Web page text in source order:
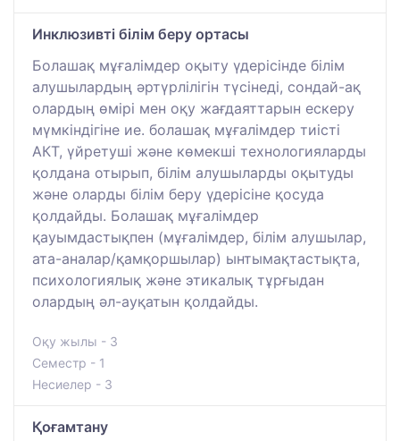
Инклюзивті білім беру ортасы
Болашақ мұғалімдер оқыту үдерісінде білім
алушылардың әртүрлілігін түсінеді, сондай-ақ
олардың өмірі мен оқу жағдаяттарын ескеру
мүмкіндігіне ие. болашақ мұғалімдер тиісті
АКТ, үйретуші және көмекші технологияларды
қолдана отырып, білім алушыларды оқытуды
және оларды білім беру үдерісіне қосуда
қолдайды. Болашақ мұғалімдер
қауымдастықпен (мұғалімдер, білім алушылар,
ата-аналар/қамқоршылар) ынтымақтастықта,
психологиялық және этикалық тұрғыдан
олардың әл-ауқатын қолдайды.
Оқу жылы - 3
Семестр - 1
Несиелер - 3
Қоғамтану